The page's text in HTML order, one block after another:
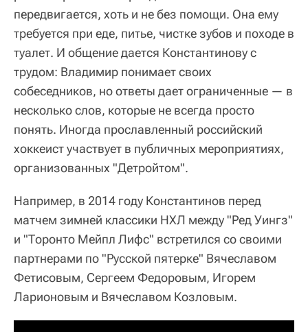
передвигается, хоть и не без помощи. Она ему
требуется при еде, питье, чистке зубов и походе в
туалет. И общение дается Константинову с
трудом: Владимир понимает своих
собеседников, но ответы дает ограниченные — в
несколько слов, которые не всегда просто
понять. Иногда прославленный российский
хоккеист участвует в публичных мероприятиях,
организованных "Детройтом".
Например, в 2014 году Константинов перед
матчем зимней классики НХЛ между "Ред Уингз"
и "Торонто Мейпл Лифс" встретился со своими
партнерами по "Русской пятерке" Вячеславом
Фетисовым, Сергеем Федоровым, Игорем
Ларионовым и Вячеславом Козловым.